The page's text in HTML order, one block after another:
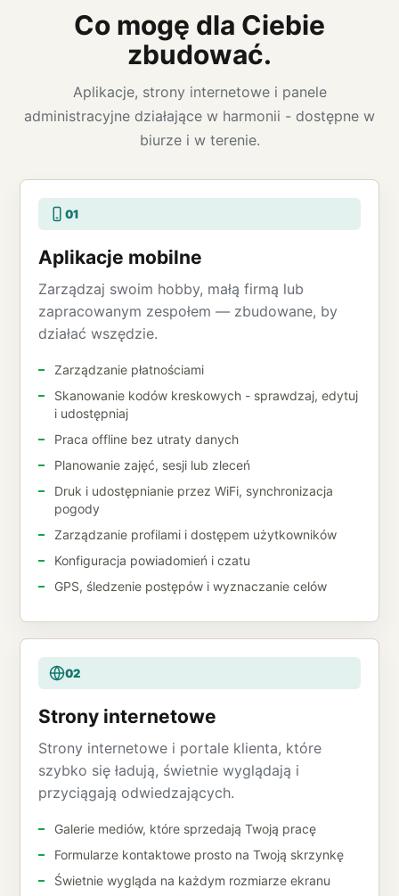
Co mogę dla Ciebie
zbudować.
Aplikacje, strony internetowe i panele
administracyjne działające w harmonii - dostępne w
biurze i w terenie.
01
Aplikacje mobilne
Zarządzaj swoim hobby, małą firmą lub
zapracowanym zespołem — zbudowane, by
działać wszędzie.
Zarządzanie płatnościami
Skanowanie kodów kreskowych - sprawdzaj, edytuj
i udostępniaj
Praca offline bez utraty danych
Planowanie zajęć, sesji lub zleceń
Druk i udostępnianie przez WiFi, synchronizacja
pogody
Zarządzanie profilami i dostępem użytkowników
Konfiguracja powiadomień i czatu
GPS, śledzenie postępów i wyznaczanie celów
02
Strony internetowe
Strony internetowe i portale klienta, które
szybko się ładują, świetnie wyglądają i
przyciągają odwiedzających.
Galerie mediów, które sprzedają Twoją pracę
Formularze kontaktowe prosto na Twoją skrzynkę
Świetnie wygląda na każdym rozmiarze ekranu